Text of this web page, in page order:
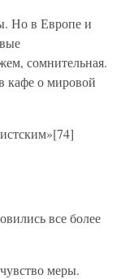
Но в Европе и
сомнительная.
кафе о мировой
все более
меры.